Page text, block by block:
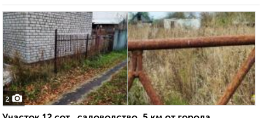
2